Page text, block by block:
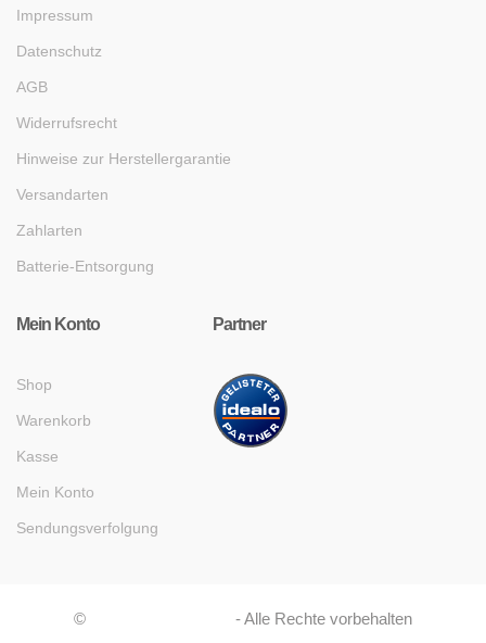
Impressum
Datenschutz
AGB
Widerrufsrecht
Hinweise zur Herstellergarantie
Versandarten
Zahlarten
Batterie-Entsorgung
Mein Konto
Shop
Warenkorb
Kasse
Mein Konto
Sendungsverfolgung
Partner
©
- Alle Rechte vorbehalten